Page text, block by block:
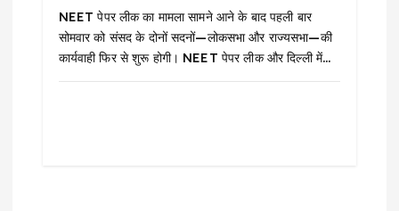
NEET पेपर लीक का मामला सामने आने के बाद पहली बार
सोमवार को संसद के दोनों सदनों—लोकसभा और राज्यसभा—की
कार्यवाही फिर से शुरू होगी। NEET पेपर लीक और दिल्ली में…